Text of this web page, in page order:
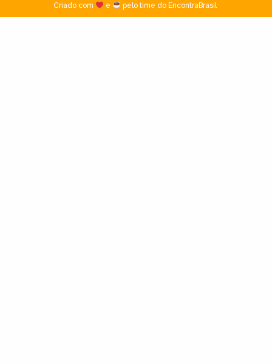
Criado com
e pelo time do EncontraBrasil